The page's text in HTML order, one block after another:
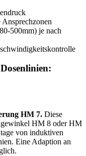
Ansprechzonen
500mm) je nach
HM 7. Diese
HM 8 oder HM
von induktiven
Eine Adaption an